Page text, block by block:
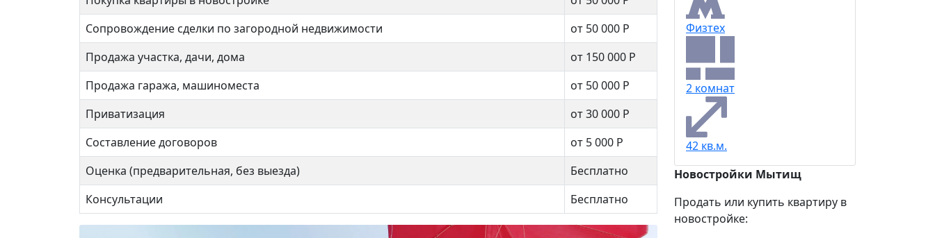
Сопровождение сделки по загородной недвижимости
от 50 000 Р
Продажа участка, дачи, дома
от 150 000 Р
Продажа гаража, машиноместа
от 50 000 Р
Приватизация
от 30 000 Р
Составление договоров
от 5 000 Р
Оценка (предварительная, без выезда)
Бесплатно
Консультации
Бесплатно
Физтех Физтех
2 комнат
42 кв.м.
Новостройки Мытищ
Продать или купить квартиру в
новостройке: